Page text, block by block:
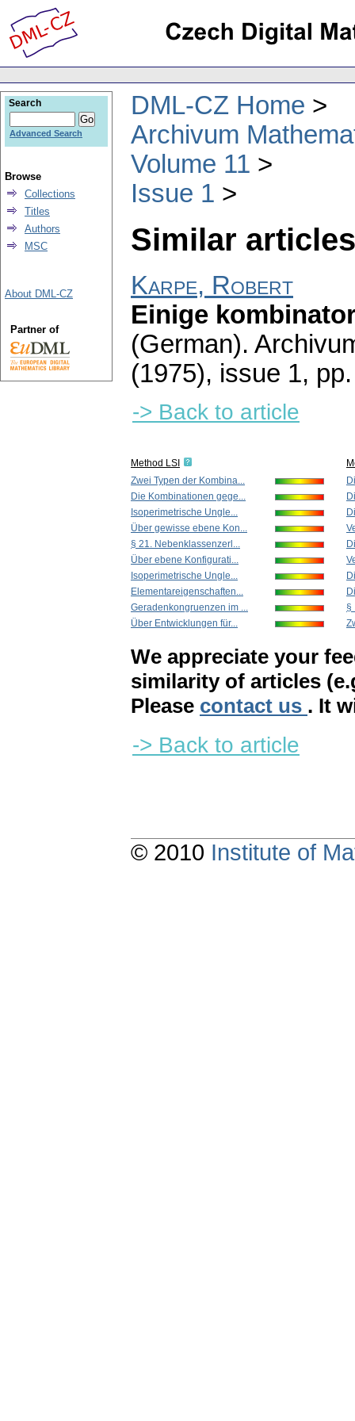
DML-CZ Home
Archivum
Volume 11
Issue 1
Similar
Karpe, Robert
Einige
(German).
(1975), issue 1,
-> Back to article
Method LSI
Zwei Typen der Kombina...
Die Kombinationen gege...
Isoperimetrische Ungle...
Über gewisse ebene Kon...
§ 21. Nebenklassenzerl...
Über ebene Konfigurati...
Isoperimetrische Ungle...
Elementareigenschaften...
Geradenkongruenzen im ...
Über Entwicklungen für...
§
We appreciate your
similarity of articles
Please contact us . It
-> Back to article
Search
Advanced Search
Browse
Collections
Titles
Authors
MSC
About DML-CZ
Partner of
© 2010 Institute of